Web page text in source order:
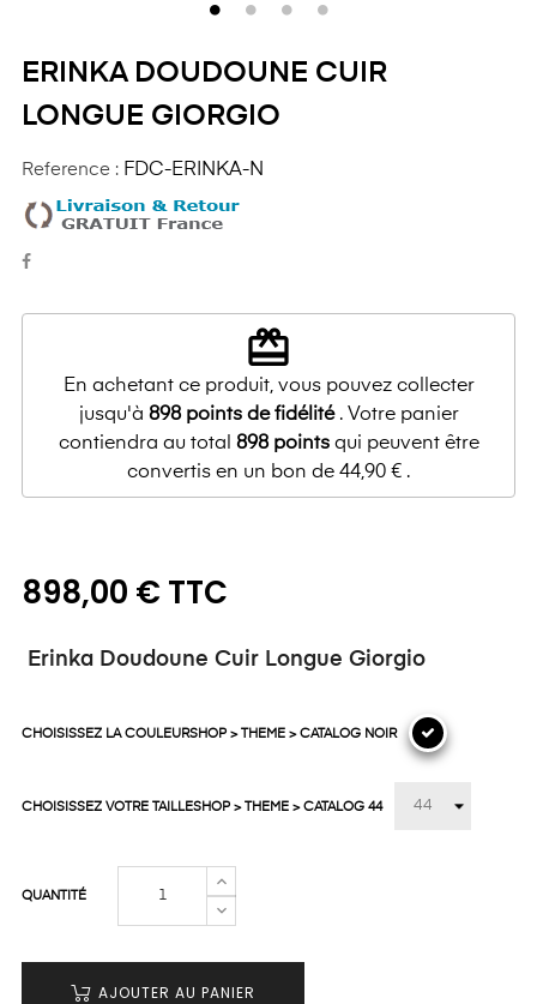
ERINKA DOUDOUNE CUIR
LONGUE GIORGIO
Reference : FDC-ERINKA-N
redeem
En achetant ce produit, vous pouvez collecter
jusqu'à 898points de fidélité. Votre panier
contiendra au total 898pointsqui peuvent être
convertis en un bon de 44,90 € .
898,00 € TTC
Erinka Doudoune Cuir Longue Giorgio
CHOISISSEZ LA COULEURSHOP > THEME > CATALOG NOIR
CHOISISSEZ VOTRE TAILLESHOP > THEME > CATALOG 44
QUANTITÉ
AJOUTER AU PANIER